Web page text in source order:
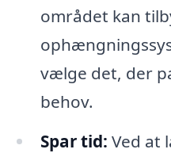
området kan
vælge det, der
behov.
Spar tid: Ved at